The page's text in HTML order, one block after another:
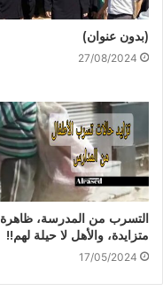
(بدون عنوان)
27/08/2024
التسرب من المدرسة، ظاهرة
متزايدة، والأهل لا حيلة لهم!!
17/05/2024